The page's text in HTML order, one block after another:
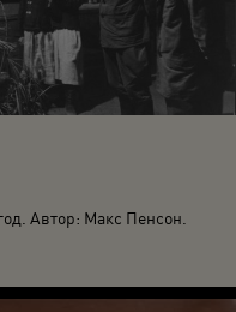
Автор: Макс Пенсон.